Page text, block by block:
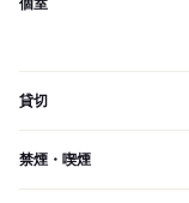
個室
貸切
禁煙・喫煙